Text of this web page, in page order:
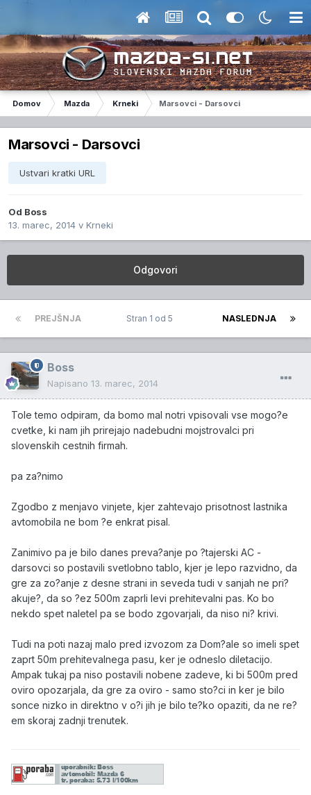
Domov Mazda Krneki Marsovci - Darsovci
Marsovci - Darsovci
Ustvari kratki URL
Od Boss
13. marec, 2014 v Krneki
Odgovori
PREJŠNJA NASLEDNJA
Stran 1 od 5
Boss
Napisano 13. marec, 2014
Tole temo odpiram, da bomo mal notri vpisovali vse mogo?e
cvetke, ki nam jih prirejajo nadebudni mojstrovalci pri
slovenskih cestnih firmah.
pa za?nimo
Zgodbo z menjavo vinjete, kjer zahtevajo prisotnost lastnika
avtomobila ne bom ?e enkrat pisal.
Zanimivo pa je bilo danes preva?anje po ?tajerski AC -
darsovci so postavili svetlobno tablo, kjer je lepo razvidno, da
gre za zo?anje z desne strani in seveda tudi v sanjah ne pri?
akuje?, da so ?ez 500m zaprli levi prehitevalni pas. Ko bo
nekdo spet naletel pa se bodo zgovarjali, da niso ni? krivi.
Tudi na poti nazaj malo pred izvozom za Dom?ale so imeli spet
zaprt 50m prehitevalnega pasu, ker je odneslo diletacijo.
Ampak tukaj pa niso postavili nobene zadeve, ki bi 500m pred
oviro opozarjala, da gre za oviro - samo sto?ci in ker je bilo
sonce nizko in direktno v o?i jih je bilo te?ko opaziti, da ne re?
em skoraj zadnji trenutek.